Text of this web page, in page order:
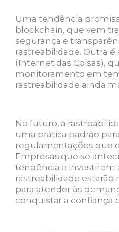
Uma tendência
blockchain, que vem
segurança e
rastreabilidade. Outra é
(Internet das Coisas),
monitoramento em
rastreabilidade ainda
No futuro, a
uma prática padrão
regulamentações que
Empresas que se
tendência e investirem
rastreabilidade estarão
para atender às
conquistar a confiança